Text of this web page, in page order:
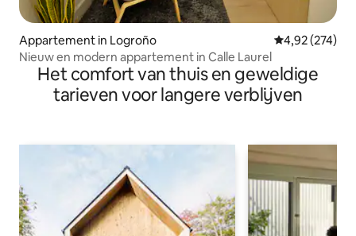
Appartement in Logroño Gemiddelde
4,92 (274)
Nieuw en modern appartement in Calle Laurel
Het comfort van thuis en geweldige
tarieven voor langere verblijven